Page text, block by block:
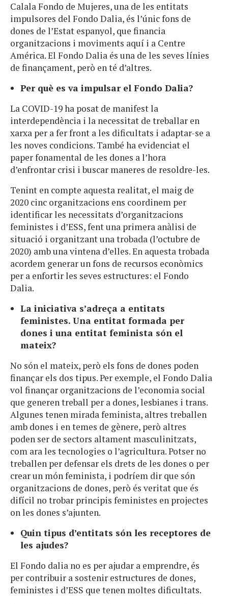
Calala Fondo de Mujeres, una de les entitats
impulsores del Fondo Dalia, és l’únic fons de
dones de l’Estat espanyol, que financia
organitzacions i moviments aquí i a Centre
América. El Fondo Dalia és una de les seves línies
de finançament, però en té d’altres.
Per què es va impulsar el Fondo Dalia?
La COVID-19 ha posat de manifest la
interdependència i la necessitat de treballar en
xarxa per a fer front a les dificultats i adaptar-se a
les noves condicions. També ha evidenciat el
paper fonamental de les dones a l’hora
d’enfrontar crisi i buscar maneres de resoldre-les.
Tenint en compte aquesta realitat, el maig de
2020 cinc organitzacions ens coordinem per
identificar les necessitats d’organitzacions
feministes i d’ESS, fent una primera anàlisi de
situació i organitzant una trobada (l’octubre de
2020) amb una vintena d’elles. En aquesta trobada
acordem generar un fons de recursos econòmics
per a enfortir les seves estructures: el Fondo
Dalia.
La iniciativa s’adreça a entitats
feministes. Una entitat formada per
dones i una entitat feminista són el
mateix?
No són el mateix, però els fons de dones poden
finançar els dos tipus. Per exemple, el Fondo Dalia
vol finançar organitzacions de l’economia social
que generen treball per a dones, lesbianes i trans.
Algunes tenen mirada feminista, altres treballen
amb dones i en temes de gènere, però altres
poden ser de sectors altament masculinitzats,
com ara les tecnologies o l’agricultura. Potser no
treballen per defensar els drets de les dones o per
crear un món feminista, i podríem dir que són
organitzacions de dones, però és veritat que és
difícil no trobar principis feministes en projectes
on les dones s’ajunten.
Quin tipus d’entitats són les receptores de
les ajudes?
El Fondo dalia no es per ajudar a emprendre, és
per contribuir a sostenir estructures de dones,
feministes i d’ESS que tenen moltes dificultats.